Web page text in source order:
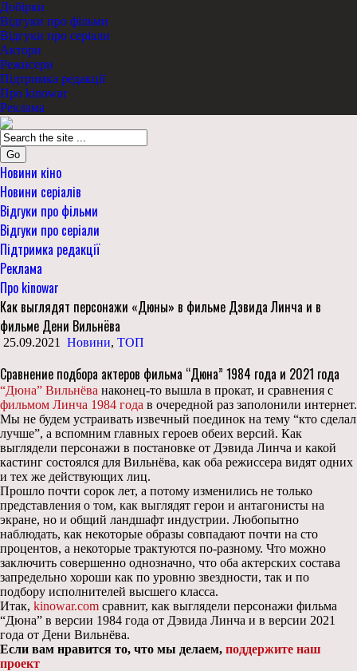
Добірки
Відгуки про фільми
Відгуки про серіали
Актори
Режисери
Підтримка редакції
Про kinowar
Реклама
Go
Новини кіно
Новини серіалів
Відгуки про фільми
Відгуки про серіали
Підтримка редакції
Реклама
Про kinowar
Как выглядят персонажи «Дюны» в фильме Дэвида Линча и в
фильме Дени Вильнёва
25.09.2021 Новини, ТОП
Сравнение подбора актеров фильма “Дюна” 1984 года и 2021 года
“Дюна” Вильнёва наконец-то вышла в прокат, и сравнения с
фильмом Линча 1984 года в очередной раз заполонили интернет.
Мы не будем устраивать извечный поединок на тему “кто сделал
лучше”, а вспомним главных героев обеих версий. Как
выглядели персонажи в постановке от Дэвида Линча и какой
кастинг состоялся для Вильнёва, как оба режиссера видят одних
и тех же действующих лиц.
Прошло почти сорок лет, а потому изменились не только
представления о том, как выглядят герои и антагонисты на
экране, но и общий ландшафт индустрии. Любопытно
наблюдать, как некоторые образы совпадают почти на сто
процентов, а некоторые трактуются по-разному. Что можно
заключить совершенно однозначно, что оба актерских состава
запредельно хороши как по уровню звездности, так и по
подбору исполнителей высшего класса.
Итак, kinowar.com сравнит, как выглядели персонажи фильма
“Дюна” в версии 1984 года от Дэвида Линча и в версии 2021
года от Дени Вильнёва.
Если вам нравится то, что мы делаем, поддержите наш
проект